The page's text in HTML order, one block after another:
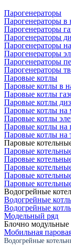
Парогенераторы
Парогенераторы в
Парогенераторы
Парогенераторы
Парогенераторы
Парогенераторы
Парогенераторы
Парогенераторы
Паровые котлы
Паровые котлы в
Паровые котлы
Паровые котлы
Паровые котлы на
Паровые котлы
Паровые котлы на
Паровые котлы на
Паровые
Паровые
Паровые
Паровые
Паровые
Паровые
Водогрейные
Водогрейные
Водогрейные
Модельный ряд
Блочно модульные
Мобильная
Водогрейные